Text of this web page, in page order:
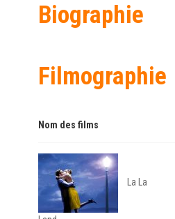
Biographie
Filmographie
Nom des films
La La